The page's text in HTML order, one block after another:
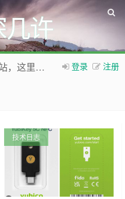
几许
登录 注册
欢迎访问情深深几许的博客网站，这里有免费网络资源信息，WordPress教程，Python、MySQL教程
技术日志